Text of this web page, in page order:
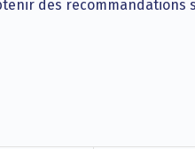
des recommandations